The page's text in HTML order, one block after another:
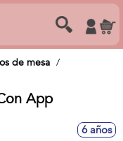
de mesa
App
6 años